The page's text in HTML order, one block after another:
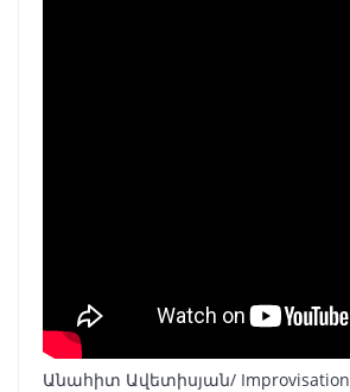
Անահիտ Ավետիսյան/ Improvisation